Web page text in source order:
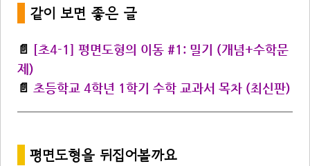
같이 보면 좋은 글
📄
[초4-1] 평면도형의 이동 #1: 밀기 (개념+수학문
제)
📄 초등학교 4학년 1학기 수학 교과서 목차 (최신판)
평면도형을 뒤집어볼까요